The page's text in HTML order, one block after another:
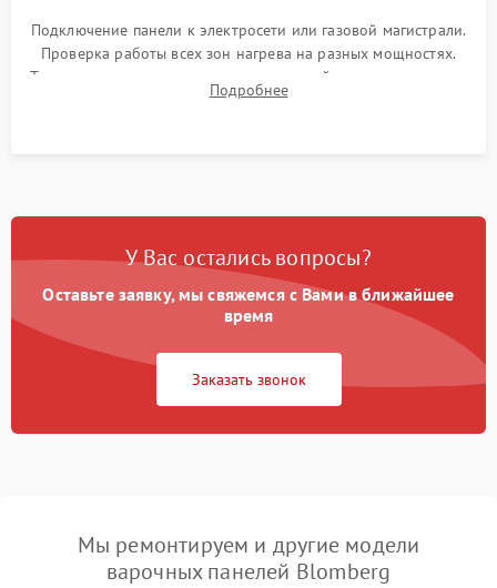
Подключение панели к электросети или газовой магистрали.
Проверка работы всех зон нагрева на разных мощностях.
Тестирование сенсорного управления, таймера, индикаторов
остаточного тепла и систем защиты от перегрева.
Подробнее
У Вас остались вопросы?
Оставьте заявку, мы свяжемся с Вами в ближайшее
время
Заказать звонок
Мы ремонтируем и другие модели
варочных панелей Blomberg